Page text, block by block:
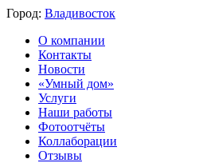
Город: Владивосток
О компании
Контакты
Новости
«Умный дом»
Услуги
Наши работы
Фотоотчёты
Коллаборации
Отзывы